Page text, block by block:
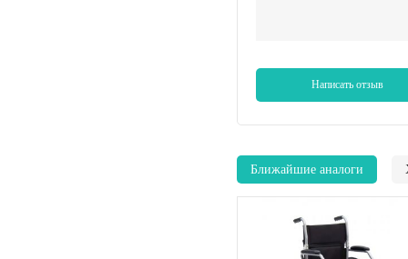
Написать отзыв
Ближайшие аналоги